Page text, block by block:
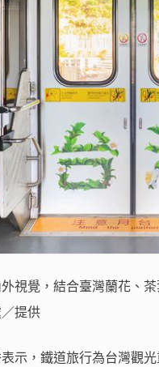
視覺，結合臺灣蘭花、
提供
示，鐵道旅行為台灣觀